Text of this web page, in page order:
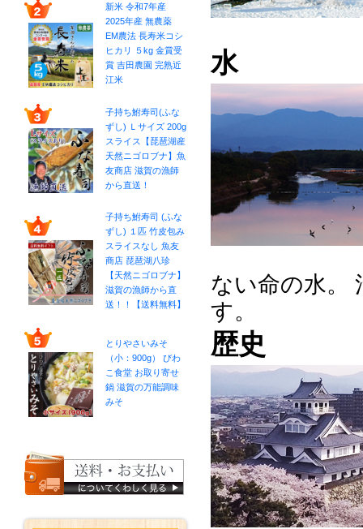
新米 令和7年産
2025年産 無農薬
EM農法 長寿米コシ
ヒカリ ５kg 金賞受
賞 吉田農園 完熟近
江米
子持ち鮒寿司(ふな
ずし) Ｌサイズ 200g
スライス【琵琶湖産
天然ニゴロブナ】魚
友商店 滋賀の漁師
から直送！
子持ち鮒寿司 (ふな
ずし) １匹 竹皮包み
スライスなし 魚友
商店 琵琶湖八珍
【天然ニゴロブナ】
滋賀の漁師から直
送！！【送料無料】
とりやさいみそ
（小：900g） びわ
こ食堂 お取り寄せ
鍋 滋賀の万能調味
みそ
水
ない命の水。
す。
歴史